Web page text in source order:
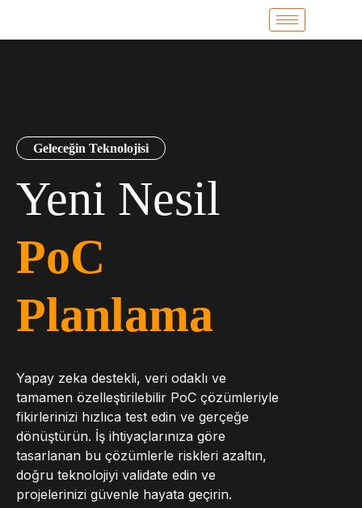
Geleceğin Teknolojisi
Yeni Nesil
PoC
Planlama
Yapay zeka destekli, veri odaklı ve
tamamen özelleştirilebilir PoC çözümleriyle
fikirlerinizi hızlıca test edin ve gerçeğe
dönüştürün. İş ihtiyaçlarınıza göre
tasarlanan bu çözümlerle riskleri azaltın,
doğru teknolojiyi validate edin ve
projelerinizi güvenle hayata geçirin.